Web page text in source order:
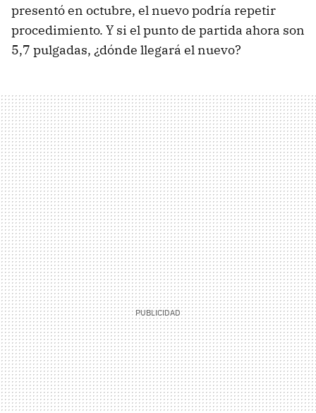
presentó en octubre, el nuevo podría repetir
procedimiento. Y si el punto de partida ahora son
5,7 pulgadas, ¿dónde llegará el nuevo?